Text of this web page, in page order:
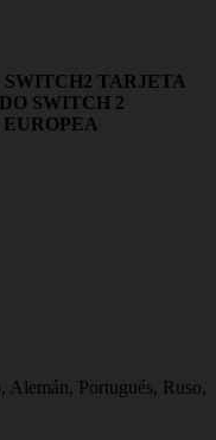
TARJETA
SWITCH 2
Alemán, Portugués, Ruso,